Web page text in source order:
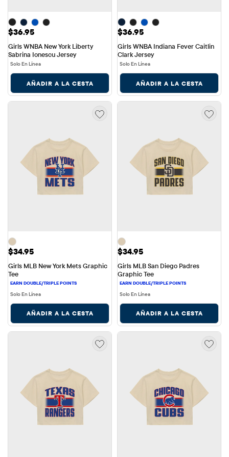
Precio: $36.95
$36.95
Girls WNBA New York Liberty
Sabrina Ionescu Jersey
Solo En Línea
AÑADIR A LA CESTA
Precio: $36.95
$36.95
Girls WNBA Indiana Fever Caitlin
Clark Jersey
Solo En Línea
AÑADIR A LA CESTA
Precio: $34.95
$34.95
Girls MLB New York Mets Graphic
Tee
Solo En Línea
AÑADIR A LA CESTA
Precio: $34.95
$34.95
Girls MLB San Diego Padres
Graphic Tee
Solo En Línea
AÑADIR A LA CESTA